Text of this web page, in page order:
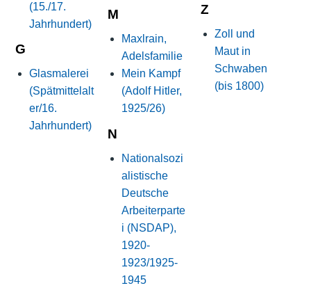
(15./17.
Jahrhundert)
G
Glasmalerei
(Spätmittelalt
er/16.
Jahrhundert)
M
Maxlrain,
Adelsfamilie
Mein Kampf
(Adolf Hitler,
1925/26)
N
Nationalsozi
alistische
Deutsche
Arbeiterparte
i (NSDAP),
1920-
1923/1925-
1945
Z
Zoll und
Maut in
Schwaben
(bis 1800)